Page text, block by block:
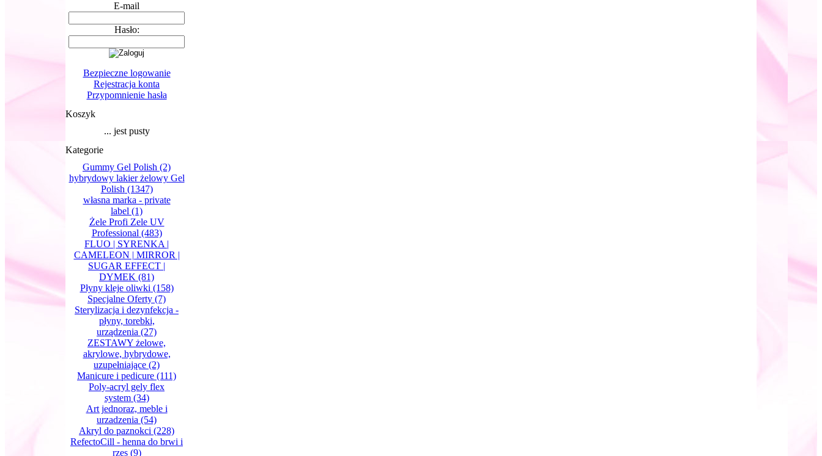
E-mail
Hasło:
Bezpieczne logowanie
Rejestracja konta
Przypomnienie hasła
Koszyk
... jest pusty
Kategorie
Gummy Gel Polish (2)
hybrydowy lakier żelowy Gel
Polish (1347)
własna marka - private
label (1)
Żele Profi Zele UV
Professional (483)
FLUO | SYRENKA |
CAMELEON | MIRROR |
SUGAR EFFECT |
DYMEK (81)
Płyny kleje oliwki (158)
Specjalne Oferty (7)
Sterylizacja i dezynfekcja -
płyny, torebki,
urządzenia (27)
ZESTAWY żelowe,
akrylowe, hybrydowe,
uzupełniające (2)
Manicure i pedicure (111)
Poly-acryl gely flex
system(34)
Art jednoraz, meble i
urzadzenia (54)
Akryl do paznokci (228)
RefectoCill - henna do brwi i
rzęs(9)